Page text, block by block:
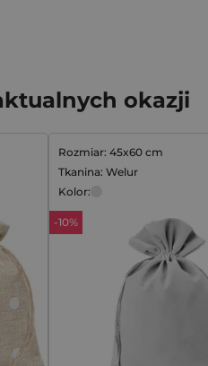
okazji
Rozmiar: 45x60 cm
Tkanina: Welur
Kolor:
-10%